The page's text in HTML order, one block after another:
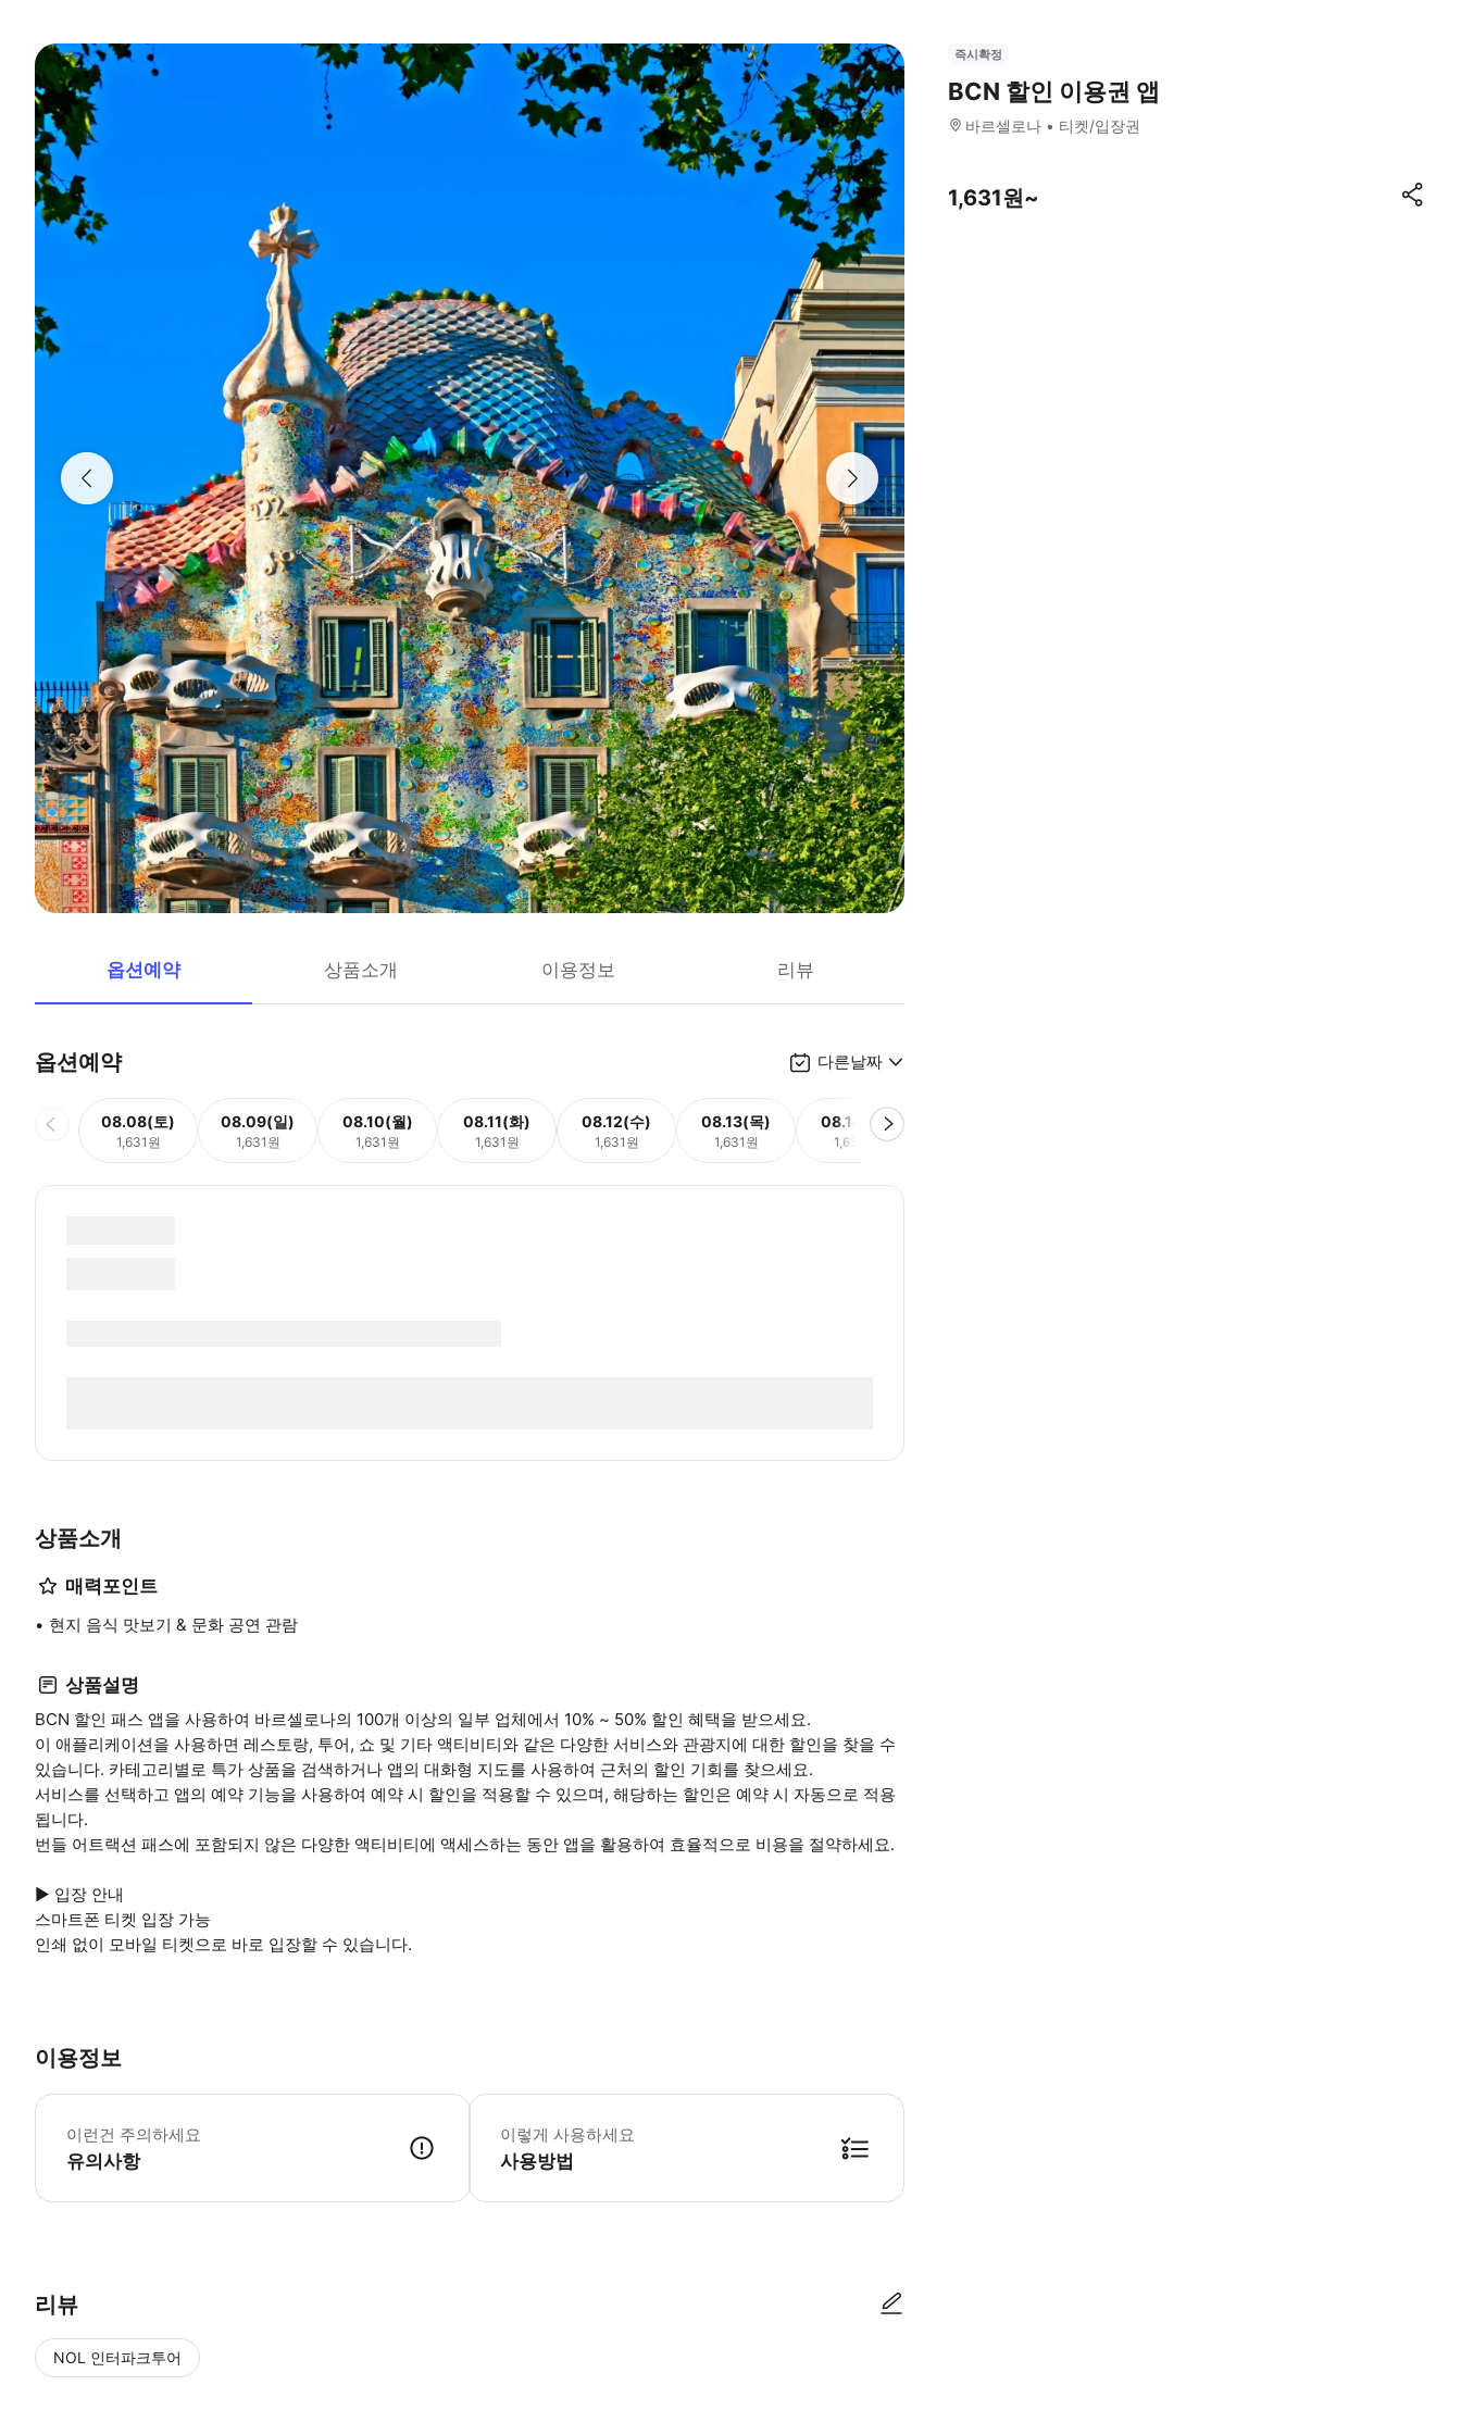
옵션예약 상품소개 이용정보 리뷰
옵션예약 다른날짜
08.08(토)
1,631원
08.09(일)
1,631원
08.10(월)
1,631원
08.11(화)
1,631원
08.12(수)
1,631원
08.13(목)
1,631원
08.14(금)
1,631원
상품소개
매력포인트
현지 음식 맛보기 & 문화 공연 관람
상품설명
BCN 할인 패스 앱을 사용하여 바르셀로나의 100개 이상의 일부 업체에서 10% ~ 50% 할인 혜택을 받으세요.
이 애플리케이션을 사용하면 레스토랑, 투어, 쇼 및 기타 액티비티와 같은 다양한 서비스와 관광지에 대한 할인을 찾을 수
있습니다. 카테고리별로 특가 상품을 검색하거나 앱의 대화형 지도를 사용하여 근처의 할인 기회를 찾으세요.
서비스를 선택하고 앱의 예약 기능을 사용하여 예약 시 할인을 적용할 수 있으며, 해당하는 할인은 예약 시 자동으로 적용
됩니다.
번들 어트랙션 패스에 포함되지 않은 다양한 액티비티에 액세스하는 동안 앱을 활용하여 효율적으로 비용을 절약하세요.
▶ 입장 안내
스마트폰 티켓 입장 가능
인쇄 없이 모바일 티켓으로 바로 입장할 수 있습니다.
이용정보
이런건 주의하세요
유의사항
이렇게 사용하세요
사용방법
리뷰
NOL 인터파크투어
즉시확정
BCN 할인 이용권 앱
바르셀로나 티켓/입장권
1,631원~